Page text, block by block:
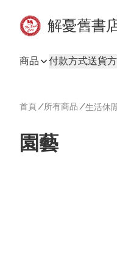
解憂舊書
商品 付款方式送貨
首頁/ 所有商品 /生活休
園藝